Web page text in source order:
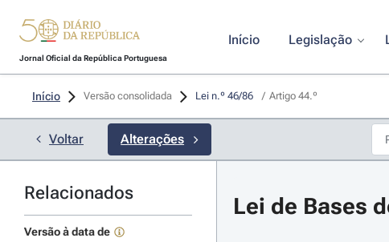
Jornal Oficial da República Portuguesa
Início Legislação
Início Versão consolidada Lei n.º 46/86 / Artigo 44.º
Voltar Alterações
Relacionados
Versão à data de
Lei de Bases